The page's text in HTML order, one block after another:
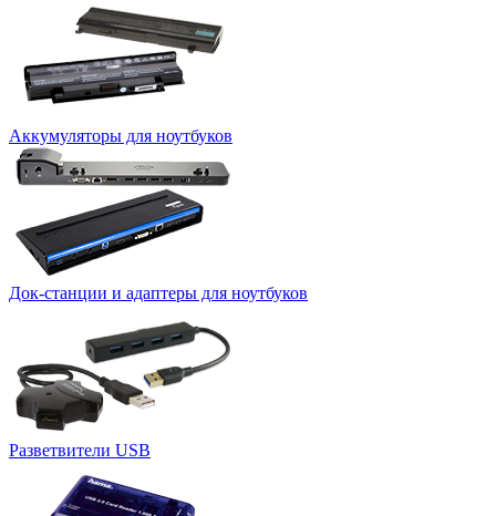
Аккумуляторы для ноутбуков
Док-станции и адаптеры для ноутбуков
Разветвители USB